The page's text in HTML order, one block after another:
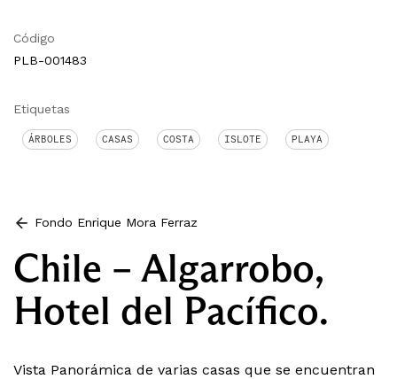
Código
PLB-001483
Etiquetas
ÁRBOLES CASAS COSTA ISLOTE PLAYA
Fondo Enrique Mora Ferraz
Chile – Algarrobo,
Hotel del Pacífico.
Vista Panorámica de varias casas que se encuentran